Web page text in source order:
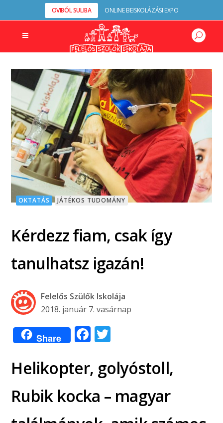
OVIBÓL SULIBA ONLINE BEISKOLÁZÁSI EXPO
OKTATÁS JÁTÉKOS TUDOMÁNY
Kérdezz fiam, csak így
tanulhatsz igazán!
Felelős Szülők Iskolája
2018. január 7. vasárnap
Share Facebook
Helikopter, golyóstoll,
Rubik kocka – magyar